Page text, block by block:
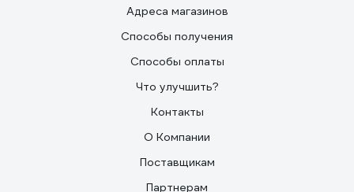
Адреса магазинов
Способы получения
Способы оплаты
Что улучшить?
Контакты
О Компании
Поставщикам
Партнерам